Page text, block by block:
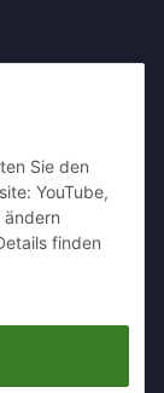
Sie den
YouTube,
ändern
finden